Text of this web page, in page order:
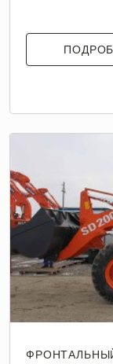
ФРОНТАЛЬНЫЙ